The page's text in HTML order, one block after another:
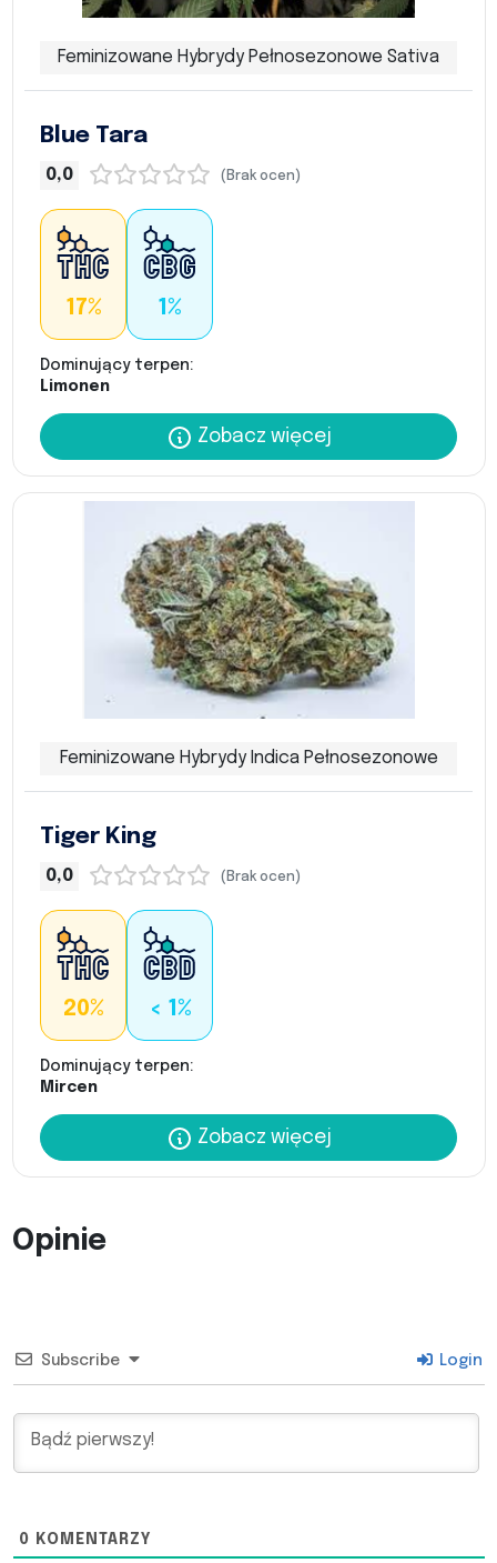
Feminizowane Hybrydy Pełnosezonowe Sativa
Blue Tara
0,0 (Brak ocen)
17% 1%
Dominujący terpen:
Limonen
Zobacz więcej
Feminizowane Hybrydy Indica Pełnosezonowe
Tiger King
0,0 (Brak ocen)
20% < 1%
Dominujący terpen:
Mircen
Zobacz więcej
Opinie
Subscribe Login
0 KOMENTARZY